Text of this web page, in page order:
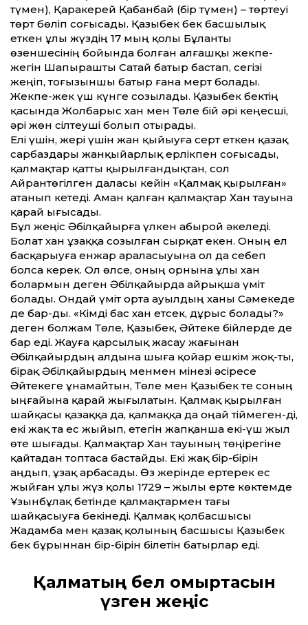
түмен), Қаракерей Қабанбай (бір түмен) – төртеуі
төрт бөліп соғысады. Қазыбек бек басшылық
еткен ұлы жүздің 17 мың қолы Бұланты
өзеншесінің бойында болған алғашқы жекпе-
жегін Шапырашты Сатай батыр бастап, сегізі
жеңіп, тоғызыншы батыр ғана мерт болады.
Жекпе-жек үш күнге созылады. Қазыбек бектің
қасында Жолбарыс хан мен Төле бій әрі кеңесші,
әрі жөн сілтеуші болып отырады.
Елі үшін, жері үшін жан қыйыуға серт еткен қазақ
сарбаздары жанқыйарлық ерлікпен соғысады,
қалмақтар қат­ты қырылғандықтан, сол
Айрантөгілген даласы кейін «Қалмақ қырылған»
атанып кетеді. Аман қалған қалмақтар Хан тауына
қарай ығысады.
Бұл жеңіс Әбілқайырға үлкен абырой әкеледі.
Болат хан ұзаққа созылған сырқат екен. Оның ел
басқарыуға енжар араласыуына ол да себеп
болса керек. Ол өлсе, оның орнына ұлы хан
болармын деген Әбілқайырда айрықша үміт
болады. Ондай үміт орта ауылдың ханы Сәмекеде
де бар-ды. «Кімді бас хан етсек, дұрыс болады?»
деген болжам Төле, Қазыбек, Әйтеке бійлерде де
бар еді. Жауға қарсылық жасау жағынан
Әбілқайырдың алдына шыға қойар ешкім жоқ-ты,
бірақ Әбілқайырдың менмен мінезі әсіресе
Әйтекеге ұнамайтын, Төле мен Қазыбек те соның
ыңғайына қарай жығылатын. Қалмақ қырылған
шайқасы қазаққа да, қалмаққа да оңай тіймеген-ді,
екі жақ та ес жыйып, етегін жапқанша екі-үш жыл
өте шығады. Қалмақтар Хан тауының төңірегіне
қайтадан топтаса бастайды. Екі жақ бір-бірін
аңдып, ұзақ арбасады. Өз жерінде ертерек ес
жыйған ұлы жүз қолы 1729 – жылы ерте көктемде
Ұзынбұлақ бетінде қалмақтармен тағы
шайқасыуға бекінеді. Қалмақ қолбасшысы
Жадамба мен қазақ қолының басшысы Қазыбек
бек бұрыннан бір-бірін білетін батырлар еді.
Қалмақтың бел омыртқасын
үзген жеңіс